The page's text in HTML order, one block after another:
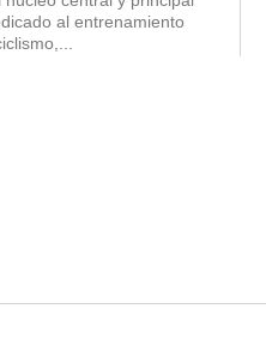
al entrenamiento